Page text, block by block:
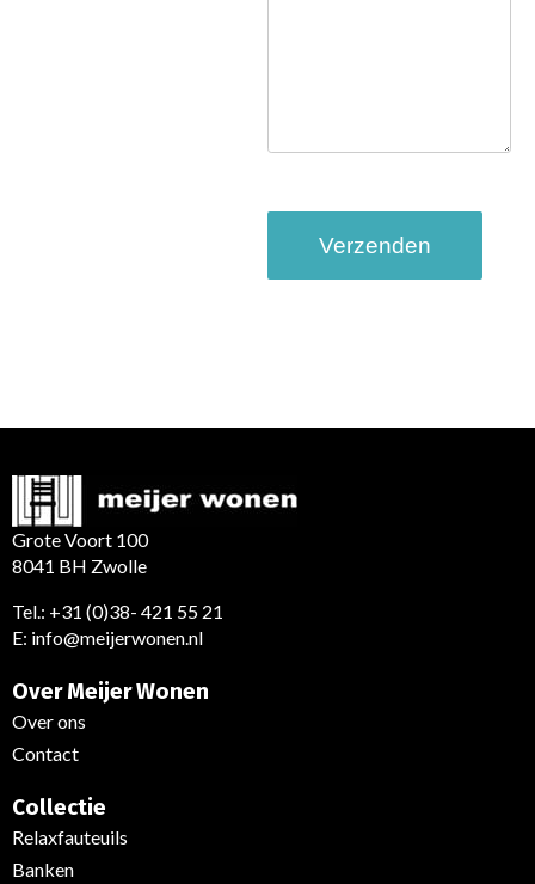
Grote Voort 100
8041 BH Zwolle
Tel.: +31 (0)38- 421 55 21
E: info@meijerwonen.nl
Over Meijer Wonen
Over ons
Contact
Collectie
Relaxfauteuils
Banken